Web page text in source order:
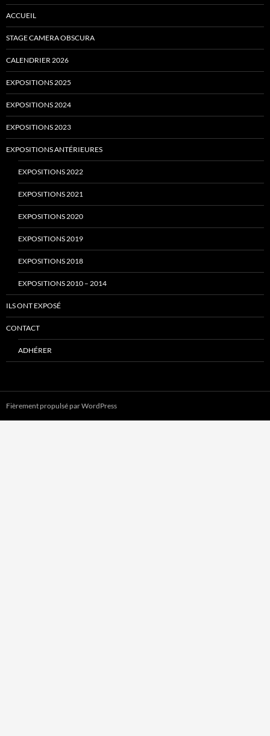
ACCUEIL
STAGE CAMERA OBSCURA
CALENDRIER 2026
EXPOSITIONS 2025
EXPOSITIONS 2024
EXPOSITIONS 2023
EXPOSITIONS ANTÉRIEURES
EXPOSITIONS 2022
EXPOSITIONS 2021
EXPOSITIONS 2020
EXPOSITIONS 2019
EXPOSITIONS 2018
EXPOSITIONS 2010 – 2014
ILS ONT EXPOSÉ
CONTACT
ADHÉRER
Fièrement propulsé par WordPress